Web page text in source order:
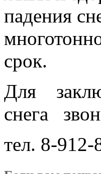
падения
срок.
Для
снега
тел. 8-